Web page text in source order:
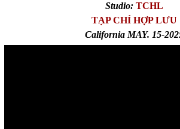
Studio: TCHL
TẠP CHÍ HỢP LƯU
California MAY. 15-